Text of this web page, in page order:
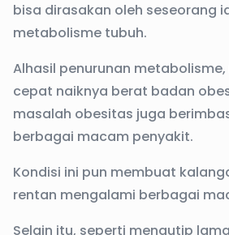
bisa dirasakan oleh seseorang
metabolisme tubuh.
Alhasil penurunan
cepat naiknya berat badan
masalah obesitas juga
berbagai macam penyakit.
Kondisi ini pun membuat
rentan mengalami berbagai
Selain itu, seperti mengutip